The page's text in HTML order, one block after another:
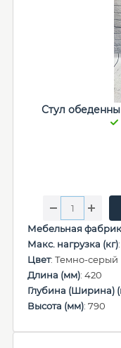
Стул
Мебельная
Макс. нагрузка (кг)
Цвет: Темно-серый
Длина (мм): 420
Глубина (Ширина)
Высота (мм): 790